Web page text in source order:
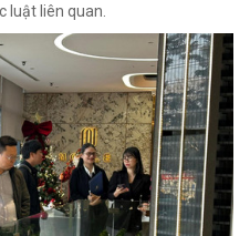
luật liên quan.